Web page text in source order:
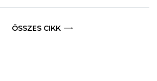
ÖSSZES CIKK